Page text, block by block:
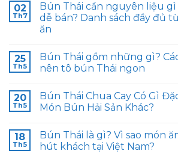
02
Th7
Bún Thái cần nguyên liệu
dễ bán? Danh sách đầy đủ
ăn
25
Th5
Bún Thái gồm những gì?
nên tô bún Thái ngon
20
Th5
Bún Thái Chua Cay Có Gì
Món Bún Hải Sản Khác?
18
Th5
Bún Thái là gì? Vì sao món
hút khách tại Việt Nam?